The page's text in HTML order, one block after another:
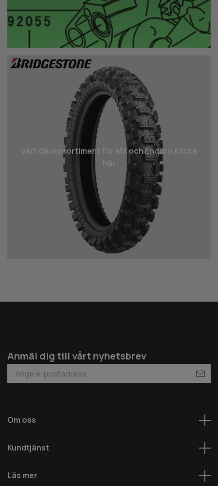
Vårt däcks­sortiment för MX och Enduro Klicka
Anmäl dig till vårt nyhetsbrev
Om oss
Kundtjänst
Läs mer